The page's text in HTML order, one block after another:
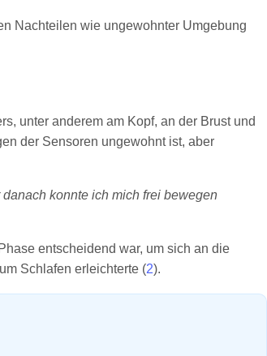
unter anderem am Kopf, an der Brust und
der Sensoren ungewohnt ist, aber
konnte ich mich frei bewegen
entscheidend war, um sich an die
Schlafen erleichterte (2).